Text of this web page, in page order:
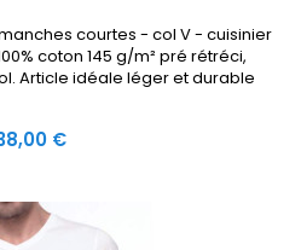
courtes - col V - cuisinier
coton 145 g/m² pré rétréci,
Article idéale léger et durable
€